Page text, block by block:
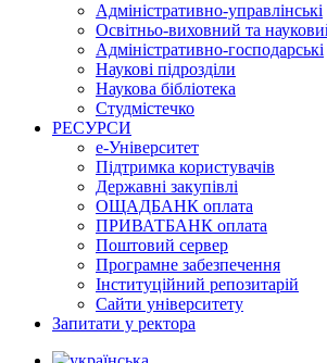
Адміністративно-управлінські
Освітньо-виховний та
Адміністративно-господарські
Наукові підрозділи
Наукова бібліотека
Студмістечко
РЕСУРСИ
е-Університет
Підтримка користувачів
Державні закупівлі
ОЩАДБАНК оплата
ПРИВАТБАНК оплата
Поштовий сервер
Програмне забезпечення
Інституційний репозитарій
Сайти університету
Запитати у ректора